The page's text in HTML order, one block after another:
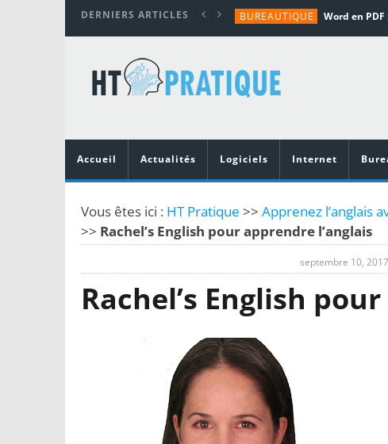
DERNIERS ARTICLES BUREAUTIQUE
TUTORIALS
MATÉRIEL
Accueil
Actualités Logiciels Internet
Vous êtes ici : HT Pratique >> Apprenez l’anglais
>> Rachel’s English pour apprendre l’anglais
septembre 10, 2017
Rachel’s English